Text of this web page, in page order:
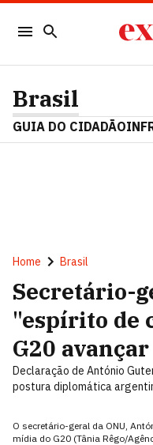
Brasil
GUIA DO CIDADÃO
Home Brasil
Secretário-
"espírito de
G20 avançar
Declaração de António
postura diplomática
O secretário-geral da ONU,
mídia do G20 (Tânia Rêgo/